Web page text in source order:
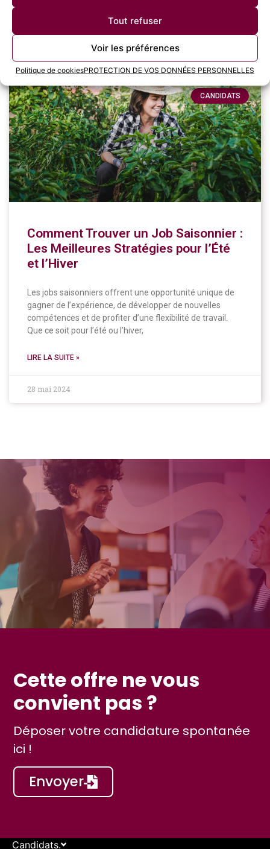
Tout refuser
Voir les préférences
Politique de cookiesPROTECTION DE VOS DONNÉES PERSONNELLES
Cette offre ne vous
convient pas ?
Déposer votre candidature spontanée
ici !
Envoyer
CANDIDATS
Comment Trouver un Job Saisonnier :
Les Meilleures Stratégies pour l’Été
et l’Hiver
Les jobs saisonniers offrent une opportunité unique de
gagner de l’expérience, de développer de nouvelles
compétences et de profiter d’une flexibilité de travail.
Que ce soit pour l’été ou l’hiver,
LIRE LA SUITE »
28 mai 2024
Candidats.